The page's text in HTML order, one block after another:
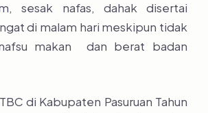
sesak nafas, dahak disertai
di malam hari meskipun tidak
makan dan berat badan
di Kabupaten Pasuruan Tahun